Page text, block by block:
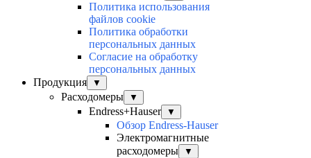
Политика использования
файлов cookie
Политика обработки
персональных данных
Согласие на обработку
персональных данных
Продукция
▼
Расходомеры ▼
Endress+Hauser ▼
Обзор Endress-Hauser
Электромагнитные
расходомеры
▼